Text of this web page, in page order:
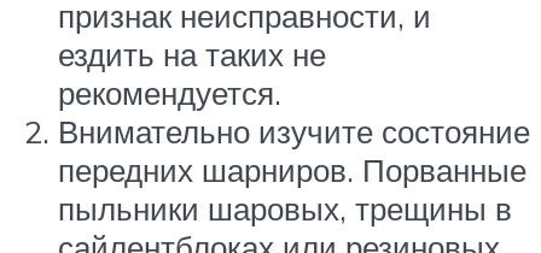
признак неисправности, и
ездить на таких не
рекомендуется.
Внимательно изучите состояние
передних шарниров. Порванные
пыльники шаровых, трещины в